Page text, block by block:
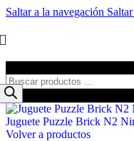
Saltar a la navegación
Juguete Puzzle Brick N2
Volver a productos